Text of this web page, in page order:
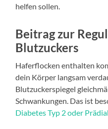
helfen sollen.
Beitrag zur
Blutzuckers
Haferflocken enthalten
dein Körper langsam
Blutzuckerspiegel
Schwankungen. Das ist
Diabetes Typ 2 oder